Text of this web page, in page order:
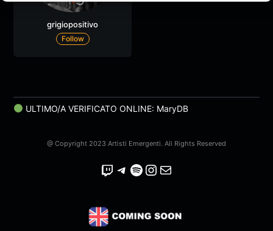
grigiopositivo
Follow
ULTIMO/A VERIFICATO ONLINE: MaryDB
@ Copyright 2023 Artisti Emergenti. All Rights Reserved
Twitch Telegram Spotify Instagram Email